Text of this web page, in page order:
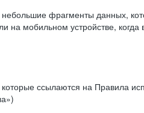
фрагменты данных,
на мобильном устройстве,
ссылаются на Правила